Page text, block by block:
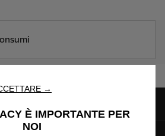
→
È IMPORTANTE PER
NOI